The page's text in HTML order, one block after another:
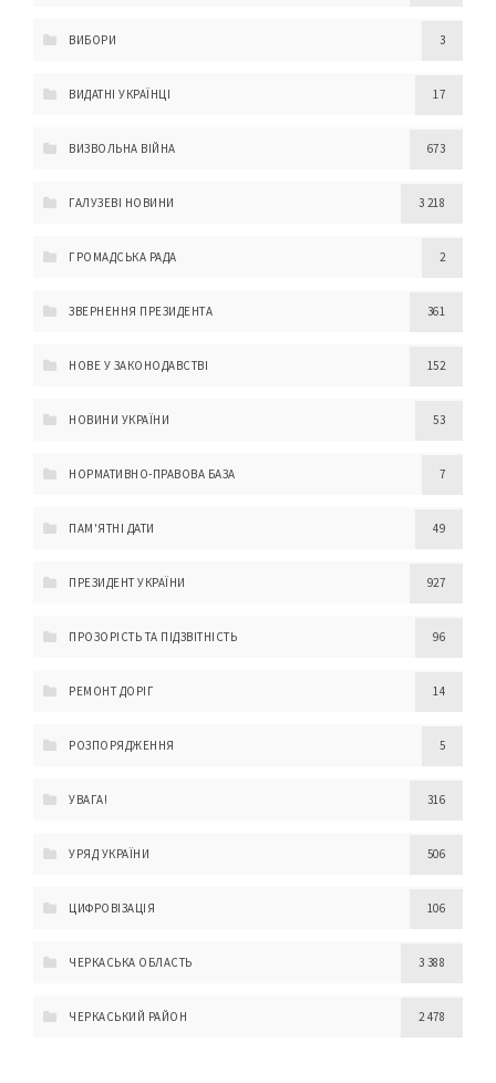
ВИБОРИ 3
ВИДАТНІ УКРАЇНЦІ 17
ВИЗВОЛЬНА ВІЙНА 673
ГАЛУЗЕВІ НОВИНИ 3 218
ГРОМАДСЬКА РАДА 2
ЗВЕРНЕННЯ ПРЕЗИДЕНТА 361
НОВЕ У ЗАКОНОДАВСТВІ 152
НОВИНИ УКРАЇНИ 53
НОРМАТИВНО-ПРАВОВА БАЗА 7
ПАМ'ЯТНІ ДАТИ 49
ПРЕЗИДЕНТ УКРАЇНИ 927
ПРОЗОРІСТЬ ТА ПІДЗВІТНІСТЬ 96
РЕМОНТ ДОРІГ 14
РОЗПОРЯДЖЕННЯ 5
УВАГА! 316
УРЯД УКРАЇНИ 506
ЦИФРОВІЗАЦІЯ 106
ЧЕРКАСЬКА ОБЛАСТЬ 3 388
ЧЕРКАСЬКИЙ РАЙОН 2 478